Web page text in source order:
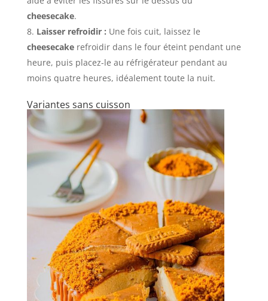
cheesecake.
Laisser refroidir : Une fois cuit, laissez le
cheesecakerefroidir dans le four éteint pendant une
heure, puis placez-le au réfrigérateur pendant au
moins quatre heures, idéalement toute la nuit.
Variantes sans cuisson